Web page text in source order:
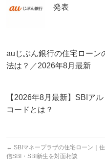
発表
auじぶん銀行の住宅ローン
法は？／2026年8月最新
【2026年8月最新】SBIア
コードとは？
← SBIマネープラザの住宅ローン｜住
信SBI・SBI新生を対面相談